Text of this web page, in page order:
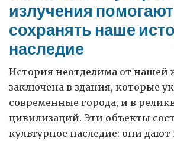
излучения помогают
сохранять наше
наследие
История неотделима от нашей
заключена в здания, которые
современные города, и в
цивилизаций. Эти объекты
культурное наследие: они